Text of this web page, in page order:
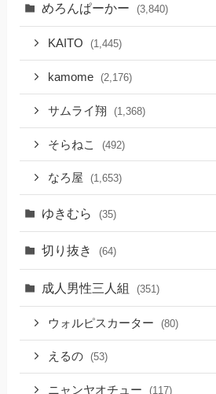
めろんぱーかー (3,840)
KAITO (1,445)
kamome (2,176)
サムライ翔 (1,368)
そらねこ (492)
なろ屋 (1,653)
ゆきむら (35)
切り抜き (64)
成人男性三人組 (351)
ウォルピスカーター (80)
えるの (53)
ニャンヤオチュー (117)